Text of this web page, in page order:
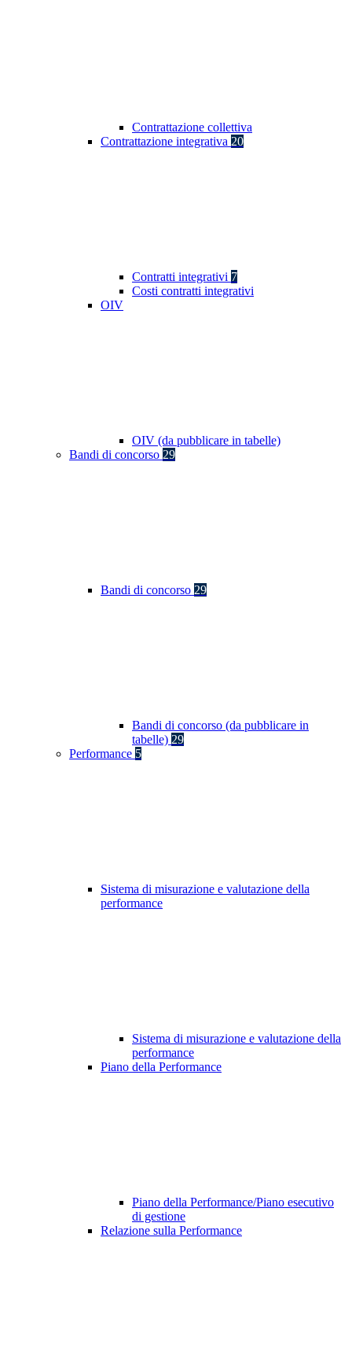
Contrattazione collettiva
Contrattazione integrativa 20
Contratti integrativi 7
Costi contratti integrativi
OIV
OIV (da pubblicare in tabelle)
Bandi di concorso 29
Bandi di concorso 29
Bandi di concorso (da pubblicare in
tabelle) 29
Performance 5
Sistema di misurazione e valutazione della
performance
Sistema di misurazione e valutazione della
performance
Piano della Performance
Piano della Performance/Piano esecutivo
di gestione
Relazione sulla Performance